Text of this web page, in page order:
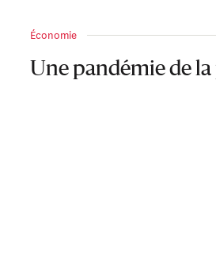
Économie
Une pandémie de